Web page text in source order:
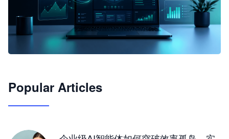
JimoClaw 桌面 AI Agent 工作台
Popular Articles